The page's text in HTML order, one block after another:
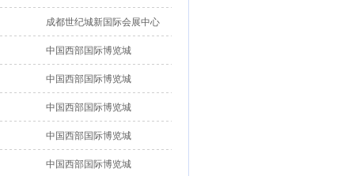
成都世纪城新国际会展中心
中国西部国际博览城
中国西部国际博览城
中国西部国际博览城
中国西部国际博览城
中国西部国际博览城